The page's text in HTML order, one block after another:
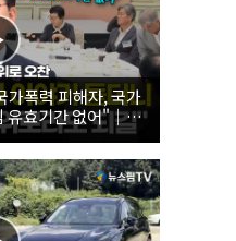
폭력 피해자, 국가
유효기간 없어"｜
위로 오찬